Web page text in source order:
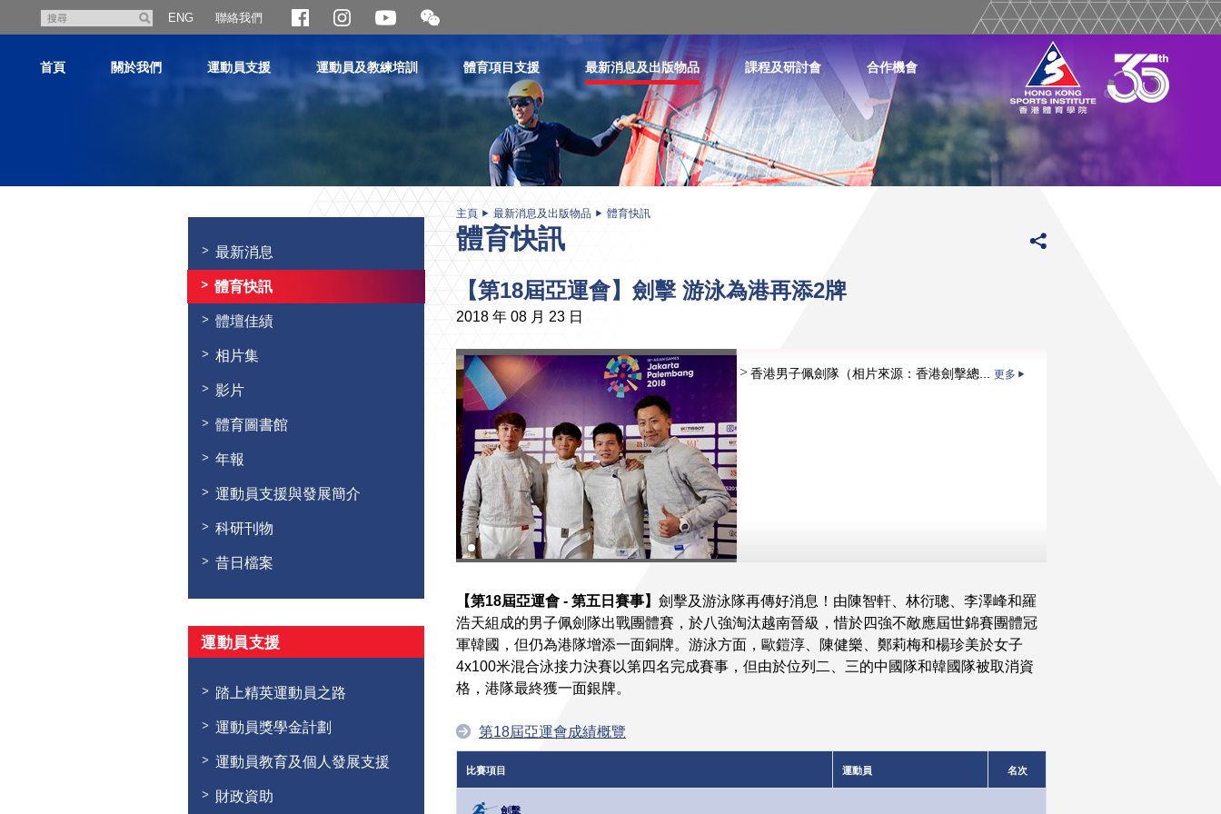
尋
ENG 聯絡我們
開
合
二
維
首頁 關於我們 運動員支援 運動員及教練培訓 體育項目支援 最新消息及出版物品 課程及研討會 合作機會
最新消息
體育快訊
體壇佳績
相片集
影片
體育圖書館
年報
運動員支援與發展簡介
科研刊物
昔日檔案
運動員支援
踏上精英運動員之路
運動員獎學金計劃
運動員教育及個人發展支援
財政資助
主頁 最新消息及出版物品 體育快訊
體育快訊
【第18屆亞運會】劍擊 游泳為港再添2牌
2018 年 08 月 23 日
香港男子佩劍隊（相片來源：香港劍擊總... 更多
【第18屆亞運會 - 第五日賽事】 劍擊及游泳隊再傳好消息！由陳智軒、林衍聰、李澤峰和羅
浩天組成的男子佩劍隊出戰團體賽，於八強淘汰越南晉級，惜於四強不敵應屆世錦賽團體冠
軍韓國，但仍為港隊增添一面銅牌。游泳方面，歐鎧淳、陳健樂、鄭莉梅和楊珍美於女子
4x100米混合泳接力決賽以第四名完成賽事，但由於位列二、三的中國隊和韓國隊被取消資
格，港隊最終獲一面銀牌。
第18屆亞運會成績概覽
比賽項目 運動員 名次
劍擊